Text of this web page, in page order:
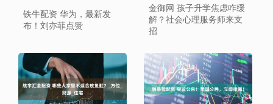
铁牛配资 华为，最新发
布！刘亦菲点赞
金御网 孩子升学焦虑咋缓
解？社会心理服务师来支
招